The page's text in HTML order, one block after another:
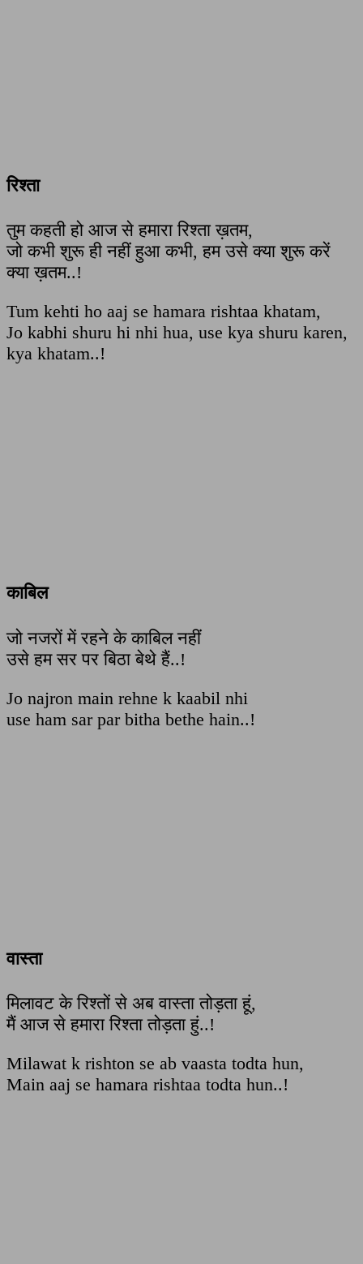
रिश्ता
तुम कहती हो आज से हमारा रिश्ता ख़तम,
जो कभी शुरू ही नहीं हुआ कभी, हम उसे क्या शुरू करें
क्या ख़तम..!
Tum kehti ho aaj se hamara rishtaa khatam,
Jo kabhi shuru hi nhi hua, use kya shuru karen,
kya khatam..!
काबिल
जो नजरों में रहने के काबिल नहीं
उसे हम सर पर बिठा बेथे हैं..!
Jo najron main rehne k kaabil nhi
use ham sar par bitha bethe hain..!
वास्ता
मिलावट के रिश्तों से अब वास्ता तोड़ता हूं,
मैं आज से हमारा रिश्ता तोड़ता हुं..!
Milawat k rishton se ab vaasta todta hun,
Main aaj se hamara rishtaa todta hun..!